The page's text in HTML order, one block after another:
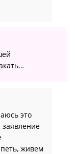
это
заявление
живем